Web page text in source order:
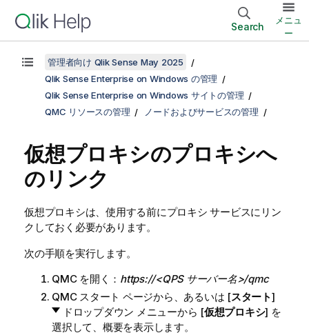
Search
メニュ
ー
管理者向け Qlik Sense May 2025
Qlik Sense Enterprise on Windows の管理
Qlik Sense Enterprise on Windows サイトの管理
QMC リソースの管理
ノードおよびサービスの管理
仮想プロキシのプロキシへ
のリンク
仮想プロキシは、使用する前にプロキシ サービスにリン
クしておく必要があります。
次の手順を実行します。
QMCを開く： https://<QPS サーバー名>/qmc
QMCスタート ページから、あるいは [スタート]
ドロップダウン メニューから [仮想プロキシ] を
選択して、概要を表示します。